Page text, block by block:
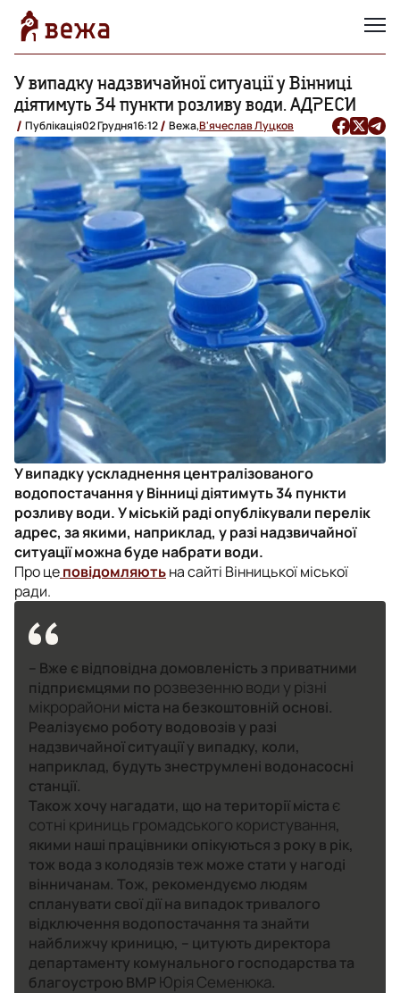
У випадку надзвичайної ситуації у Вінниці
діятимуть 34 пункти розливу води. АДРЕСИ
Публікація02 Грудня16:12 Вежа,В'ячеслав Луцков
У випадку ускладнення централізованого
водопостачання у Вінниці діятимуть 34 пункти
розливу води. У міській раді опублікували перелік
адрес, за якими, наприклад, у разі надзвичайної
ситуації можна буде набрати води.
Про цеповідомляютьна сайті Вінницької міської
ради.
– Вже є відповідна домовленість з приватними
підприємцями по розвезенню води у різні
мікрорайони міста на безкоштовній основі.
Реалізуємо роботу водовозів у разі
надзвичайної ситуації у випадку, коли,
наприклад, будуть знеструмлені водонасосні
станції.
Також хочу нагадати, що на території міста є
сотні криниць громадського користування,
якими наші працівники опікуються з року в рік,
тож вода з колодязів теж може стати у нагоді
вінничанам. Тож, рекомендуємо людям
спланувати свої дії на випадок тривалого
відключення водопостачання та знайти
найближчу криницю, – цитують директора
департаменту комунального господарства та
благоустрою ВМР Юрія Семенюка.